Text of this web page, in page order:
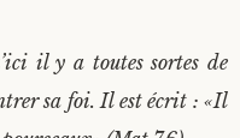
il y a toutes sortes de
sa foi. Il est écrit : «Il